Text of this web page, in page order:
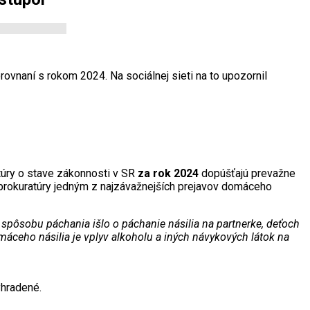
s rokom 2024. Na sociálnej sieti na to upozornil
o stave zákonnosti v SR za rok 2024 dopúšťajú prevažne
jedným z najzávažnejších prejavov domáceho
páchania išlo o páchanie násilia na partnerke, deťoch
násilia je vplyv alkoholu a iných návykových látok na